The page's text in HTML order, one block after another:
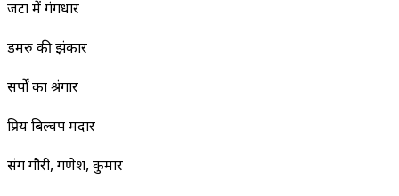
जटा में गंगधार
डमरु की झंकार
सर्पों का श्रंगार
प्रिय बिल्वपत्र मदार
संग गौरी, गणेश, कुमार